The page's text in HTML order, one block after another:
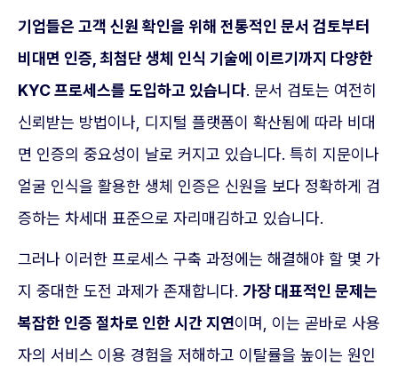
기업들은 고객 신원 확인을 위해 전통적인 문서 검토부터
비대면 인증, 최첨단 생체 인식 기술에 이르기까지 다양한
KYC 프로세스를 도입하고 있습니다. 문서 검토는 여전히
신뢰받는 방법이나, 디지털 플랫폼이 확산됨에 따라 비대
면 인증의 중요성이 날로 커지고 있습니다. 특히 지문이나
얼굴 인식을 활용한 생체 인증은 신원을 보다 정확하게 검
증하는 차세대 표준으로 자리매김하고 있습니다.
그러나 이러한 프로세스 구축 과정에는 해결해야 할 몇 가
지 중대한 도전 과제가 존재합니다. 가장 대표적인 문제는
복잡한 인증 절차로 인한 시간 지연이며, 이는 곧바로 사용
자의 서비스 이용 경험을 저해하고 이탈률을 높이는 원인